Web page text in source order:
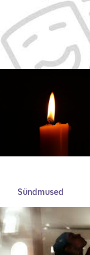
Sündmused